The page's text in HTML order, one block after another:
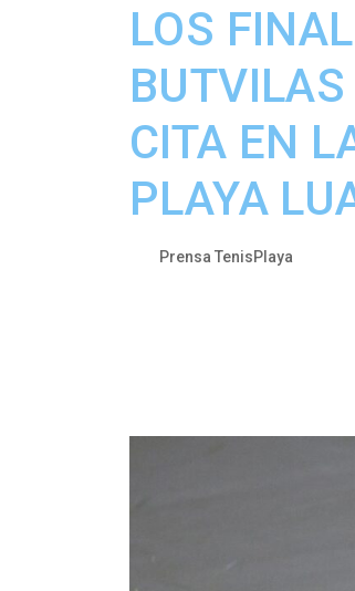
LOS
CITA EN
PLAYA
Prensa TenisPlaya